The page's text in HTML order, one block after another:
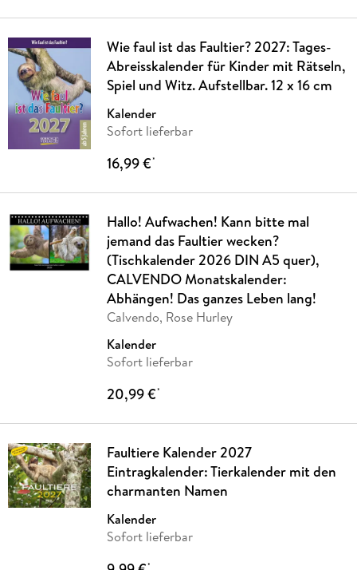
Wie faul ist das Faultier? 2027: Tages-
Abreisskalender für Kinder mit Rätseln,
Spiel und Witz. Aufstellbar. 12 x 16 cm
Kalender
Sofort lieferbar
16,99 €*
Hallo! Aufwachen! Kann bitte mal
jemand das Faultier wecken?
(Tischkalender 2026 DIN A5 quer),
CALVENDO Monatskalender:
Abhängen! Das ganzes Leben lang!
Calvendo, Rose Hurley
Kalender
Sofort lieferbar
20,99 €*
Faultiere Kalender 2027
Eintragkalender: Tierkalender mit den
charmanten Namen
Kalender
Sofort lieferbar
*